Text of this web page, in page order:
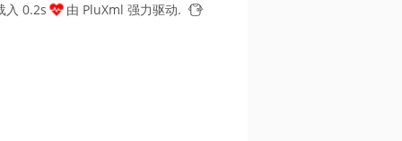
入 0.2s 由 PluXml 强力驱动.